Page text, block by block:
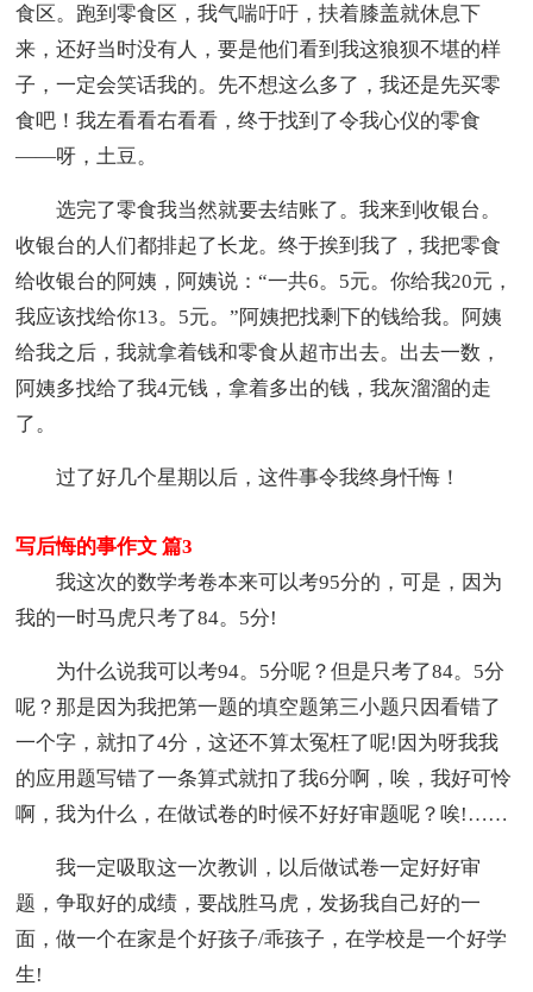
食区。跑到零食区，我气喘吁吁，扶着膝盖就休息下
来，还好当时没有人，要是他们看到我这狼狈不堪的样
子，一定会笑话我的。先不想这么多了，我还是先买零
食吧！我左看看右看看，终于找到了令我心仪的零食
——呀，土豆。
选完了零食我当然就要去结账了。我来到收银台。
收银台的人们都排起了长龙。终于挨到我了，我把零食
给收银台的阿姨，阿姨说：“一共6。5元。你给我20元，
我应该找给你13。5元。”阿姨把找剩下的钱给我。阿姨
给我之后，我就拿着钱和零食从超市出去。出去一数，
阿姨多找给了我4元钱，拿着多出的钱，我灰溜溜的走
了。
过了好几个星期以后，这件事令我终身忏悔！
写后悔的事作文 篇3
我这次的数学考卷本来可以考95分的，可是，因为
我的一时马虎只考了84。5分!
为什么说我可以考94。5分呢？但是只考了84。5分
呢？那是因为我把第一题的填空题第三小题只因看错了
一个字，就扣了4分，这还不算太冤枉了呢!因为呀我我
的应用题写错了一条算式就扣了我6分啊，唉，我好可怜
啊，我为什么，在做试卷的时候不好好审题呢？唉!……
我一定吸取这一次教训，以后做试卷一定好好审
题，争取好的成绩，要战胜马虎，发扬我自己好的一
面，做一个在家是个好孩子/乖孩子，在学校是一个好学
生!